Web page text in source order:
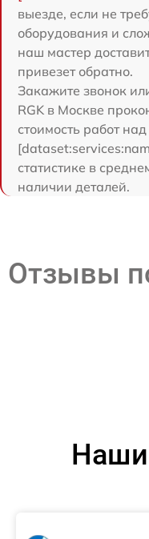
выезде, если не
оборудования и
наш мастер
привезет обратно.
Закажите звонок
RGK в Москве
стоимость работ
статистике в
наличии деталей.
Отзывы
Наши